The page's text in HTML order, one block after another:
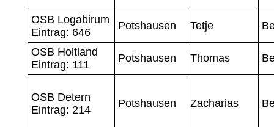
OSB Logabirum
Eintrag: 646
Potshausen Tetje
OSB Holtland
Eintrag: 111
Potshausen Thomas
OSB Detern
Eintrag: 214
Potshausen Zacharias